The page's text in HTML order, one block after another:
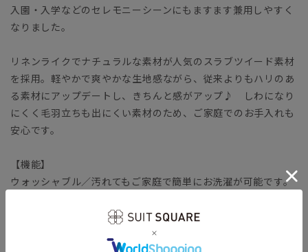
入園・入学などのセレモニーシーンにもますます兼用しやすく
なりました。
リネンライクでナチュラルな素材が人気のスラブツイード素材
を採用。軽やかで爽やかな生地感ながら、従来よりもハリのあ
る素材にアップデートし、きちんと感がアップ♪ しわになり
にくく毛羽立ちも出にくい素材のため、ご家庭でのお手入れも
安心です。
【機能】
ウォッシャブル／汚れてもご家庭で簡単にお洗濯が可能です。
レディーススーツ ビジネス オフィスカジュアル セレモニ
ー ママ行事 入園式 卒園式 七五三